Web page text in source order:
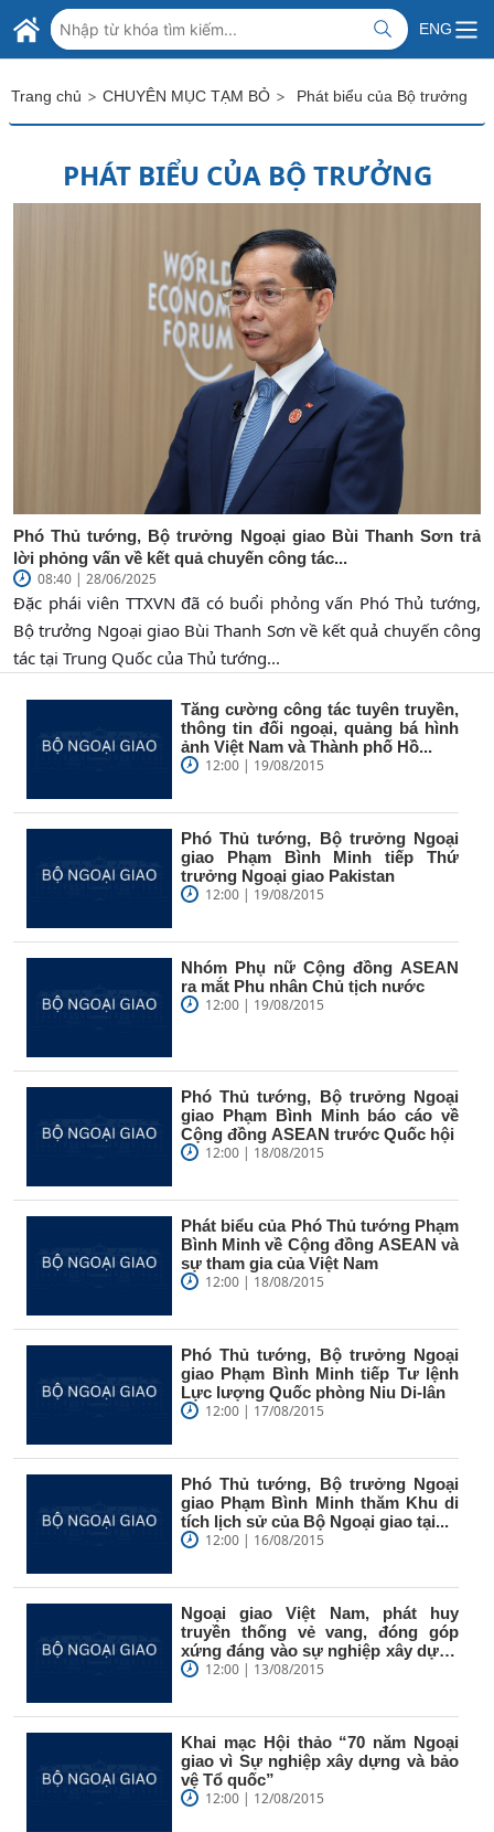
Skip to Main Content
BỘ NGOẠI GIAO VIỆT NAM
MINISTRY OF FOREIGN AFFAIRS
ENG
Trang chủ > CHUYÊN MỤC TẠM BỎ > Phát biểu của Bộ trưởng
PHÁT BIỂU CỦA BỘ TRƯỞNG
Phó Thủ tướng, Bộ trưởng Ngoại giao Bùi Thanh Sơn trả
lời phỏng vấn về kết quả chuyến công tác...
08:40 | 28/06/2025
Đặc phái viên TTXVN đã có buổi phỏng vấn Phó Thủ tướng,
Bộ trưởng Ngoại giao Bùi Thanh Sơn về kết quả chuyến công
tác tại Trung Quốc của Thủ tướng...
Tăng cường công tác tuyên truyền,
thông tin đối ngoại, quảng bá hình
ảnh Việt Nam và Thành phố Hồ...
12:00 | 19/08/2015
Phó Thủ tướng, Bộ trưởng Ngoại
giao Phạm Bình Minh tiếp Thứ
trưởng Ngoại giao Pakistan
12:00 | 19/08/2015
Nhóm Phụ nữ Cộng đồng ASEAN
ra mắt Phu nhân Chủ tịch nước
12:00 | 19/08/2015
Phó Thủ tướng, Bộ trưởng Ngoại
giao Phạm Bình Minh báo cáo về
Cộng đồng ASEAN trước Quốc hội
12:00 | 18/08/2015
Phát biểu của Phó Thủ tướng Phạm
Bình Minh về Cộng đồng ASEAN và
sự tham gia của Việt Nam
12:00 | 18/08/2015
Phó Thủ tướng, Bộ trưởng Ngoại
giao Phạm Bình Minh tiếp Tư lệnh
Lực lượng Quốc phòng Niu Di-lân
12:00 | 17/08/2015
Phó Thủ tướng, Bộ trưởng Ngoại
giao Phạm Bình Minh thăm Khu di
tích lịch sử của Bộ Ngoại giao tại...
12:00 | 16/08/2015
Ngoại giao Việt Nam, phát huy
truyền thống vẻ vang, đóng góp
xứng đáng vào sự nghiệp xây dựng
và...12:00 | 13/08/2015
Khai mạc Hội thảo “70 năm Ngoại
giao vì Sự nghiệp xây dựng và bảo
vệ Tổ quốc”
12:00 | 12/08/2015